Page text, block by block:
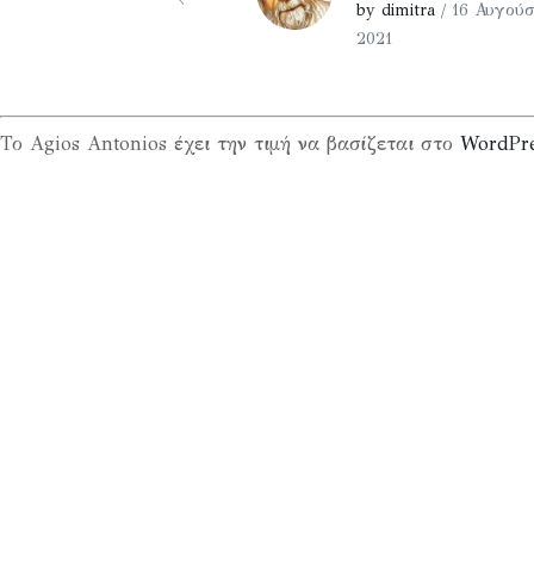
by dimitra / 16
2021
Το Agios Antonios έχει την τιμή να βασίζεται στο